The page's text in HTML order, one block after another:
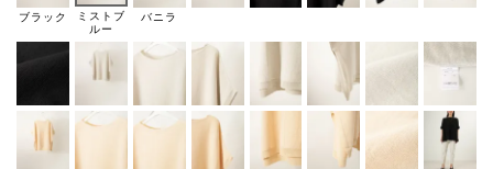
ブラック
ミストブ
ルー
バニラ